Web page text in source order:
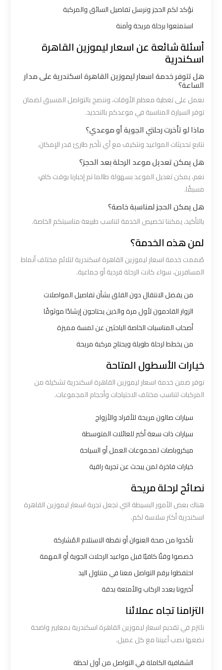
نؤكد لكم الحجز ونرسل تفاصيل السائق والمركبة
استمتعوا برحلة مريحة وآمنة
أسئلة شائعة عن اسعار ليموزين القاهرة
اسكندرية
هل تتوفر خدمة اسعار ليموزين القاهرة اسكندرية على مدار
الساعة؟
نعمل على تغطية معظم الأوقات، وننصح بالتواصل المسبق لضمان
توفر السيارة المناسبة في موعدكم بالتحديد.
ماذا لو تأخرت رحلتي الجوية أو موعدي؟
نتابع تحديثات المواعيد ونتكيف مع أي تأخير طارئ قدر الإمكان.
هل يمكن تعديل موعد الرحلة بعد الحجز؟
نعم، يمكن تعديل الموعد بسهولة طالما تم إخبارنا بوقت كافٍ
مسبقًا.
هل يمكن الحجز لمناسبة خاصة؟
بالتأكيد، يمكننا تخصيص الخدمة لتناسب طبيعة مناسبتكم الخاصة.
لمن هذه الخدمة؟
صُممت خدمة اسعار ليموزين القاهرة اسكندرية لتلائم مختلف أنماط
المسافرين، سواء كانت الرحلة فردية أو جماعية.
من يفضل الانتقال دون القلق بشأن تفاصيل المواصلات
الزوار القادمون لأول مرة والذين يحتاجون إرشادًا موثوقًا
أصحاب المناسبات الخاصة الباحثين عن لمسة مميزة
من يخطط لرحلة طويلة ويحتاج مركبة مريحة
خيارات الأسطول المتاحة
نوفر ضمن خدمة اسعار ليموزين القاهرة اسكندرية تشكيلة من
المركبات لتناسب مختلف الاحتياجات وأحجام المجموعات.
سيارات صالون مريحة للأفراد والأزواج
سيارات ذات سعة أكبر للعائلات المتوسطة
ميكروباصات لمجموعات العمل أو السياحة
خيارات فاخرة لمن يبحث عن تجربة راقية
نصائح لرحلة مريحة
هناك بعض الأمور البسيطة التي تجعل تجربة اسعار ليموزين القاهرة
اسكندرية أكثر سلاسة لكم.
تأكدوا من صحة العنوان أو نقطة الاستلام المُشاركة
خصصوا وقتًا كافيًا قبل مواعيد الرحلات الجوية أو المهمة
احتفظوا برقم التواصل معنا في متناول اليد
أخبرونا بعدد الركاب والأمتعة بدقة
التزامنا تجاه عملائنا
نلتزم في تقديم اسعار ليموزين القاهرة اسكندرية بمعايير واضحة
نضعها نصب أعيننا مع كل عميل.
الشفافية الكاملة في التواصل من أول لحظة
شركات
ليموزين
القاهرة
ليموزين
القاهرة
شركة
ليموزين
القاهرة
شركه
ليموزين
اسكندرية
ليموزين
الإسكندرية
الاسكندرية
القاهرة
ليموزين
الاسكندريه
السويس
ليموزين
الاسكندريه